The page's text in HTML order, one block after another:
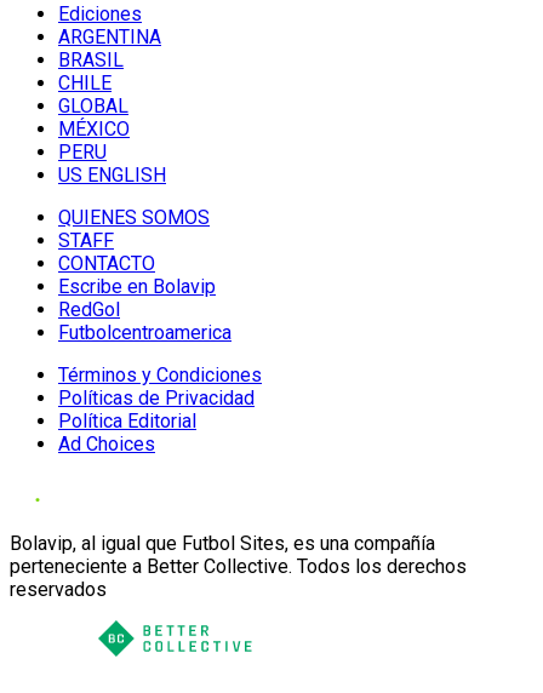
Ediciones
ARGENTINA
BRASIL
CHILE
GLOBAL
MÉXICO
PERU
US ENGLISH
QUIENES SOMOS
STAFF
CONTACTO
Escribe en Bolavip
RedGol
Futbolcentroamerica
Términos y Condiciones
Políticas de Privacidad
Política Editorial
Ad Choices
Bolavip, al igual que Futbol Sites, es una compañía
perteneciente a Better Collective. Todos los derechos
reservados